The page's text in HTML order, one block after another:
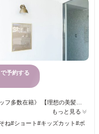
予約する
もっと見る
ね#ショート#キッズカット#ボ